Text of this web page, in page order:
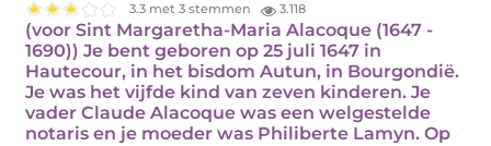
3.3 met 3 stemmen 3.118
(voor Sint Margaretha-Maria Alacoque (1647 -
1690)) Je bent geboren op 25 juli 1647 in
Hautecour, in het bisdom Autun, in Bourgondië.
Je was het vijfde kind van zeven kinderen. Je
vader Claude Alacoque was een welgestelde
notaris en je moeder was Philiberte Lamyn. Op